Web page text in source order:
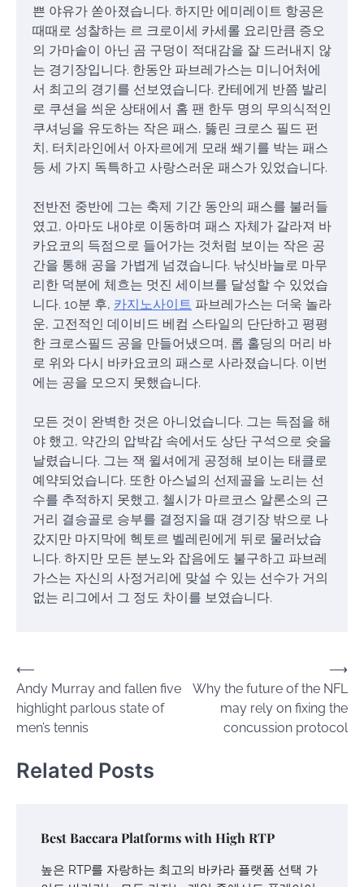
쁜 야유가 쏟아졌습니다. 하지만 에미레이트 항공은
때때로 성찰하는 르 크로이세 카세롤 요리만큼 증오
의 가마솥이 아닌 곰 구덩이 적대감을 잘 드러내지 않
는 경기장입니다. 한동안 파브레가스는 미니어처에
서 최고의 경기를 선보였습니다. 칸테에게 반쯤 발리
로 쿠션을 씌운 상태에서 홈 팬 한두 명의 무의식적인
쿠셔닝을 유도하는 작은 패스, 뚫린 크로스 필드 펀
치, 터치라인에서 아자르에게 모래 쐐기를 박는 패스
등 세 가지 독특하고 사랑스러운 패스가 있었습니다.
전반전 중반에 그는 축제 기간 동안의 패스를 불러들
였고, 아마도 내야로 이동하며 패스 자체가 갈라져 바
카요코의 득점으로 들어가는 것처럼 보이는 작은 공
간을 통해 공을 가볍게 넘겼습니다. 낚싯바늘로 마무
리한 덕분에 체흐는 멋진 세이브를 달성할 수 있었습
니다. 10분 후, 카지노사이트 파브레가스는 더욱 놀라
운, 고전적인 데이비드 베컴 스타일의 단단하고 평평
한 크로스필드 공을 만들어냈으며, 롭 홀딩의 머리 바
로 위와 다시 바카요코의 패스로 사라졌습니다. 이번
에는 공을 모으지 못했습니다.
모든 것이 완벽한 것은 아니었습니다. 그는 득점을 해
야 했고, 약간의 압박감 속에서도 상단 구석으로 슛을
날렸습니다. 그는 잭 윌셔에게 공정해 보이는 태클로
예약되었습니다. 또한 아스널의 선제골을 노리는 선
수를 추적하지 못했고, 첼시가 마르코스 알론소의 근
거리 결승골로 승부를 결정지을 때 경기장 밖으로 나
갔지만 마지막에 헥토르 벨레린에게 뒤로 물러났습
니다. 하지만 모든 분노와 잡음에도 불구하고 파브레
가스는 자신의 사정거리에 맞설 수 있는 선수가 거의
없는 리그에서 그 정도 차이를 보였습니다.
Post
navigation
⟵
Andy Murray and fallen five
highlight parlous state of
men’s tennis
Why the future of the NFL
may rely on fixing the
concussion protocol
⟶
Related Posts
Best Baccara Platforms with High RTP
높은 RTP를 자랑하는 최고의 바카라 플랫폼 선택 가